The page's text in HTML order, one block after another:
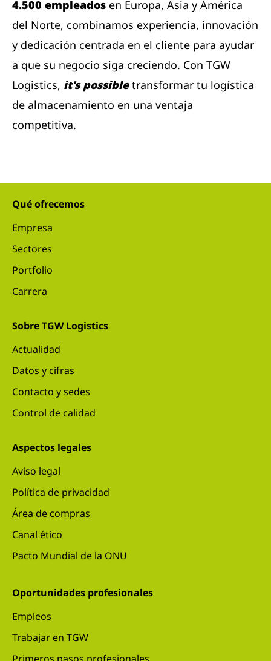
4.500 empleados en Europa, Asia y América
del Norte, combinamos experiencia, innovación
y dedicación centrada en el cliente para ayudar
a que su negocio siga creciendo. Con TGW
Logistics, it's possibletransformar tu logística
de almacenamiento en una ventaja
competitiva.
Qué ofrecemos
Empresa
Sectores
Portfolio
Carrera
Sobre TGW Logistics
Actualidad
Datos y cifras
Contacto y sedes
Control de calidad
Aspectos legales
Aviso legal
Política de privacidad
Área de compras
Canal ético
Pacto Mundial de la ONU
Oportunidades profesionales
Empleos
Trabajar en TGW